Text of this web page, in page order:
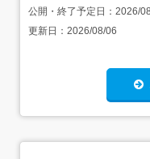
公開・終了予定日： 2026/
更新日： 2026/08/06